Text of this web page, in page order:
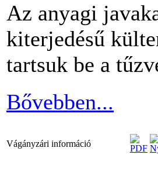
Az anyagi
kiterjedésű
tartsuk be a
Bővebben...
Vágányzári információ